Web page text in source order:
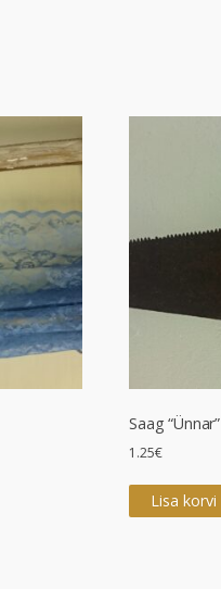
Saag “Ünnar”
1.25€
Lisa korvi